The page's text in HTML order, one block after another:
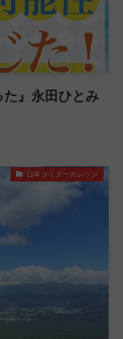
』永田ひとみ
日本ライターカレッジ